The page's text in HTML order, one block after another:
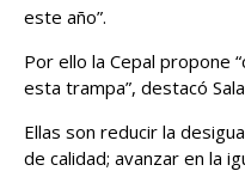
este año”.
Por ello la Cepal propone
esta trampa”, destacó
Ellas son reducir la
de calidad; avanzar en la